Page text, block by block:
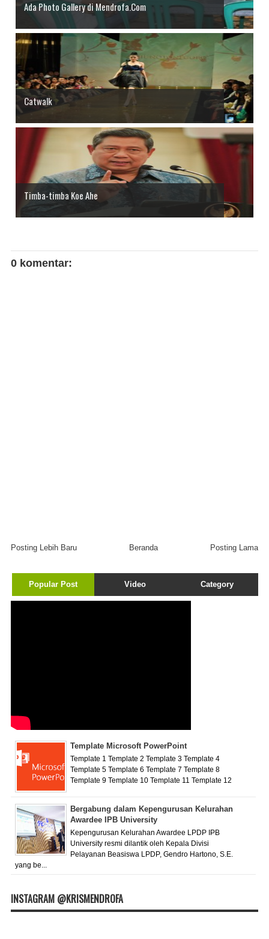
Ada Photo Gallery di Mendrofa.Com
Catwalk
Timba-timba Koe Ahe
0 komentar:
Posting Lebih Baru Posting Lama
Beranda
Popular Post Video Category
Template Microsoft PowerPoint
Template 1 Template 2 Template 3 Template 4
Template 5 Template 6 Template 7 Template 8
Template 9 Template 10 Template 11 Template 12
Bergabung dalam Kepengurusan Kelurahan
Awardee IPB University
Kepengurusan Kelurahan Awardee LPDP IPB
University resmi dilantik oleh Kepala Divisi
Pelayanan Beasiswa LPDP, Gendro Hartono, S.E.
yang be...
INSTAGRAM @KRISMENDROFA